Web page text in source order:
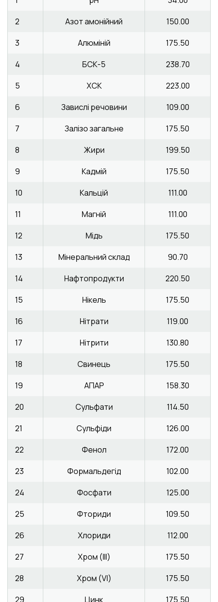
2
Азот амонійний
150.00
3
Алюміній
175.50
4
БСК-5
238.70
5
ХСК
223.00
6
Завислі речовини
109.00
7
Залізо загальне
175.50
8
Жири
199.50
9
Кадмій
175.50
10
Кальцій
111.00
11
Магній
111.00
12
Мідь
175.50
13
Мінеральний склад
90.70
14
Нафтопродукти
220.50
15
Нікель
175.50
16
Нітрати
119.00
17
Нітрити
130.80
18
Свинець
175.50
19
АПАР
158.30
20
Сульфати
114.50
21
Сульфіди
126.00
22
Фенол
172.00
23
Формальдегід
102.00
24
Фосфати
125.00
25
Фториди
109.50
26
Хлориди
112.00
27
Хром (III)
175.50
28
Хром (VI)
175.50
29
Цинк 175.50